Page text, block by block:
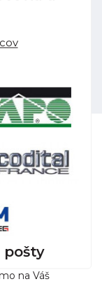
pošty
na Váš